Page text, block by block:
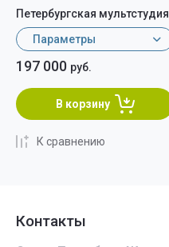
Петербургская мультстудия
Параметры
197 000 руб.
В корзину
К сравнению
Контакты